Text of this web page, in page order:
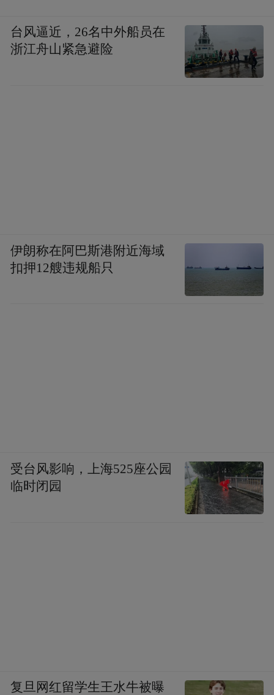
台风逼近，26名中外船员在
浙江舟山紧急避险
伊朗称在阿巴斯港附近海域
扣押12艘违规船只
受台风影响，上海525座公园
临时闭园
复旦网红留学生王水牛被曝